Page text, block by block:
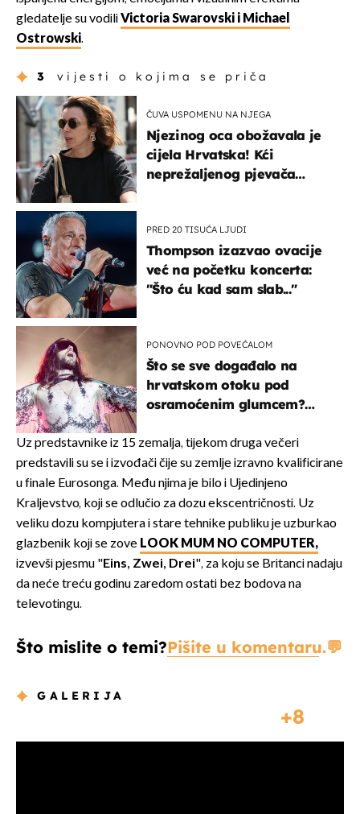
gledatelje su vodiliVictoria Swarovski i Michael
Ostrowski.
3 vijesti o kojima se priča
ČUVA USPOMENU NA NJEGA
Njezinog oca obožavala je
cijela Hrvatska! Kći
neprežaljenog pjevača
PRED 20 TISUĆA LJUDI
Thompson izazvao ovacije
već na početku koncerta:
"Što ću kad sam slab..."
PONOVNO POD POVEĆALOM
Što se sve događalo na
hrvatskom otoku pod
osramoćenim glumcem?
izazivaju nevjericu
Uz predstavnike iz 15 zemalja, tijekom druga večeri
predstavili su se i izvođači čije su zemlje izravno kvalificirane
u finale Eurosonga. Među njima je bilo i Ujedinjeno
Kraljevstvo, koji se odlučio za dozu ekscentričnosti. Uz
veliku dozu kompjutera i stare tehnike publiku je uzburkao
glazbenik koji se zove LOOK MUM NO COMPUTER,
izvevši pjesmu "Eins, Zwei, Drei", za koju se Britanci nadaju
da neće treću godinu zaredom ostati bez bodova na
televotingu.
Što mislite o temi?Pišite u komentaru.
GALERIJA
8